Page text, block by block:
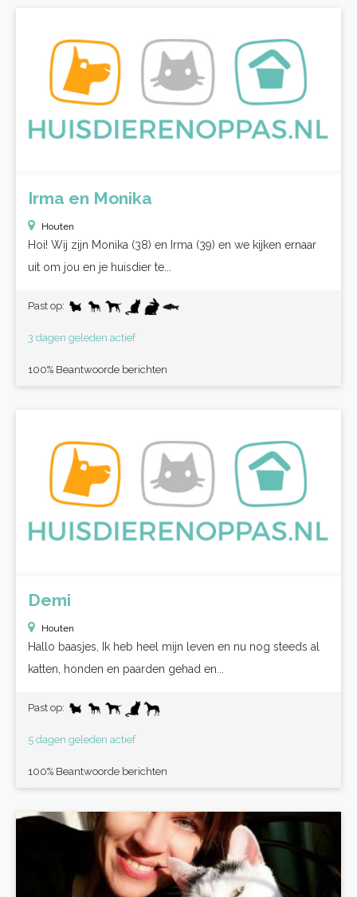
Irma en Monika
Houten
Hoi! Wij zijn Monika (38) en Irma (39) en we kijken ernaar
uit om jou en je huisdier te...
Past op:
3 dagen geleden actief
100% Beantwoorde berichten
Demi
Houten
Hallo baasjes, Ik heb heel mijn leven en nu nog steeds al
katten, honden en paarden gehad en...
Past op:
5 dagen geleden actief
100% Beantwoorde berichten